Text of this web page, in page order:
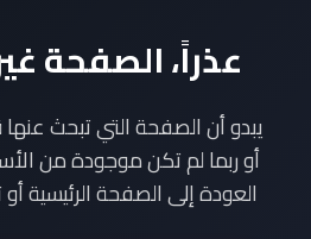
عذراً، الصفحة
يبدو أن الصفحة التي تبحث
أو ربما لم تكن موجودة من
العودة إلى الصفحة الرئيسية